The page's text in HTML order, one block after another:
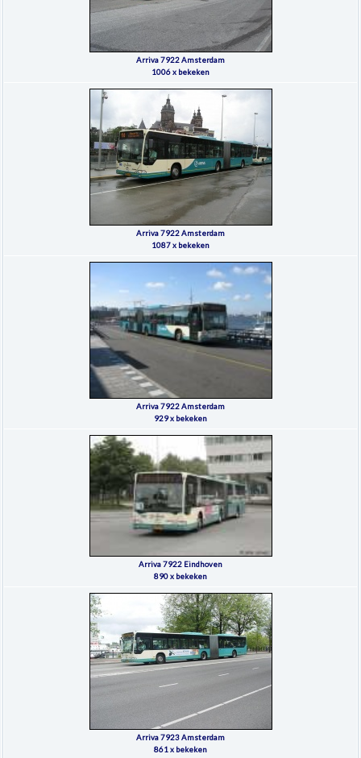
Arriva 7922 Amsterdam
1006 x bekeken
Arriva 7922 Amsterdam
1087 x bekeken
Arriva 7922 Amsterdam
929 x bekeken
Arriva 7922 Eindhoven
890 x bekeken
Arriva 7923 Amsterdam
861 x bekeken